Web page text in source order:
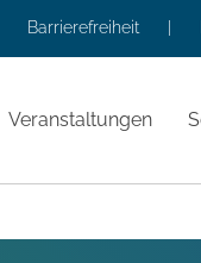
Barrierefreiheit
Veranstaltungen